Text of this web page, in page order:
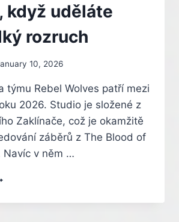
když uděláte
rozruch
10, 2026
týmu Rebel Wolves patří mezi
2026. Studio je složené z
Zaklínače, což je okamžitě
záběrů z The Blood of
Navíc v něm …